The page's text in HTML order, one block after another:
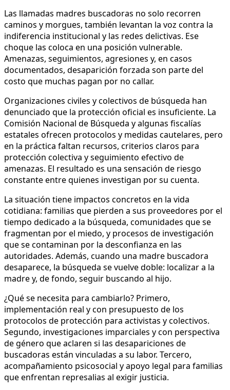
Las llamadas madres buscadoras no solo recorren
caminos y morgues, también levantan la voz contra la
indiferencia institucional y las redes delictivas. Ese
choque las coloca en una posición vulnerable.
Amenazas, seguimientos, agresiones y, en casos
documentados, desaparición forzada son parte del
costo que muchas pagan por no callar.
Organizaciones civiles y colectivos de búsqueda han
denunciado que la protección oficial es insuficiente. La
Comisión Nacional de Búsqueda y algunas fiscalías
estatales ofrecen protocolos y medidas cautelares, pero
en la práctica faltan recursos, criterios claros para
protección colectiva y seguimiento efectivo de
amenazas. El resultado es una sensación de riesgo
constante entre quienes investigan por su cuenta.
La situación tiene impactos concretos en la vida
cotidiana: familias que pierden a sus proveedores por el
tiempo dedicado a la búsqueda, comunidades que se
fragmentan por el miedo, y procesos de investigación
que se contaminan por la desconfianza en las
autoridades. Además, cuando una madre buscadora
desaparece, la búsqueda se vuelve doble: localizar a la
madre y, de fondo, seguir buscando al hijo.
¿Qué se necesita para cambiarlo? Primero,
implementación real y con presupuesto de los
protocolos de protección para activistas y colectivos.
Segundo, investigaciones imparciales y con perspectiva
de género que aclaren si las desapariciones de
buscadoras están vinculadas a su labor. Tercero,
acompañamiento psicosocial y apoyo legal para familias
que enfrentan represalias al exigir justicia.